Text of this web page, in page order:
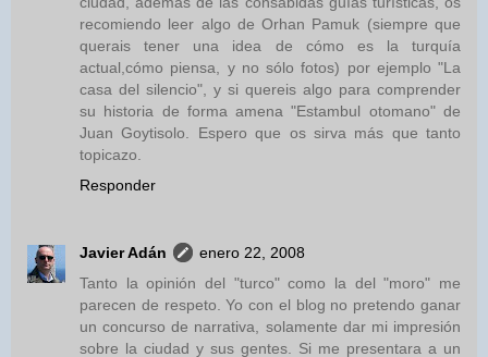
recomiendo leer algo de Orhan Pamuk (siempre que
querais tener una idea de cómo es la turquía
actual,cómo piensa, y no sólo fotos) por ejemplo "La
casa del silencio", y si quereis algo para comprender
su historia de forma amena "Estambul otomano" de
Juan Goytisolo. Espero que os sirva más que tanto
topicazo.
Responder
Javier Adán
enero 22, 2008
Tanto la opinión del "turco" como la del "moro" me
parecen de respeto. Yo con el blog no pretendo ganar
un concurso de narrativa, solamente dar mi impresión
sobre la ciudad y sus gentes. Si me presentara a un